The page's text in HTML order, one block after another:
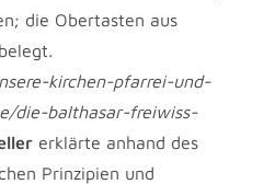
die Obertasten aus
.
kirchen-pfarrei-und-
die-balthasar-freiwiss-
erklärte anhand des
Prinzipien und